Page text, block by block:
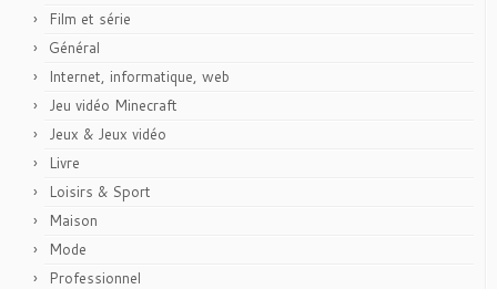
Film et série
Général
Internet, informatique, web
Jeu vidéo Minecraft
Jeux & Jeux vidéo
Livre
Loisirs & Sport
Maison
Mode
Professionnel